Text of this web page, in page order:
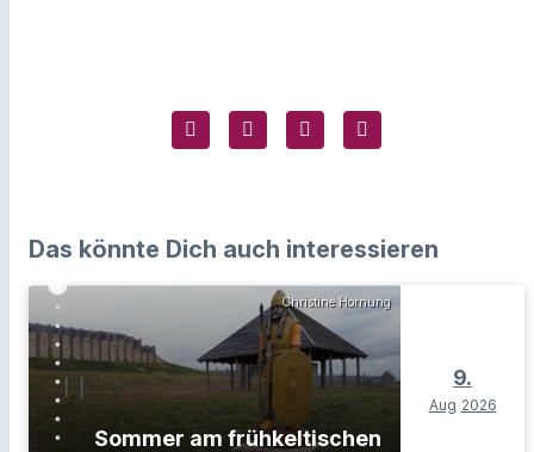
Das könnte Dich auch interessieren
Christine Hornung
Sommer am frühkeltischen
9.
Aug 2026